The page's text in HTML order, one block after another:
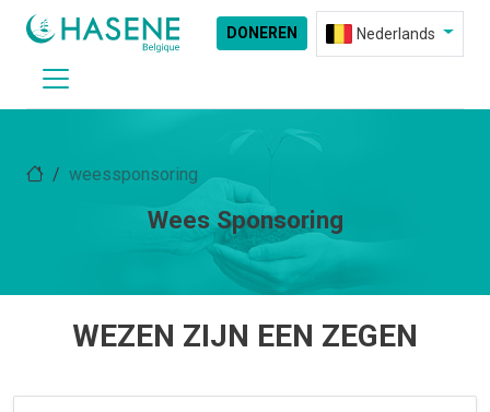
DONEREN Nederlands
weessponsoring
Wees Sponsoring
WEZEN ZIJN EEN ZEGEN